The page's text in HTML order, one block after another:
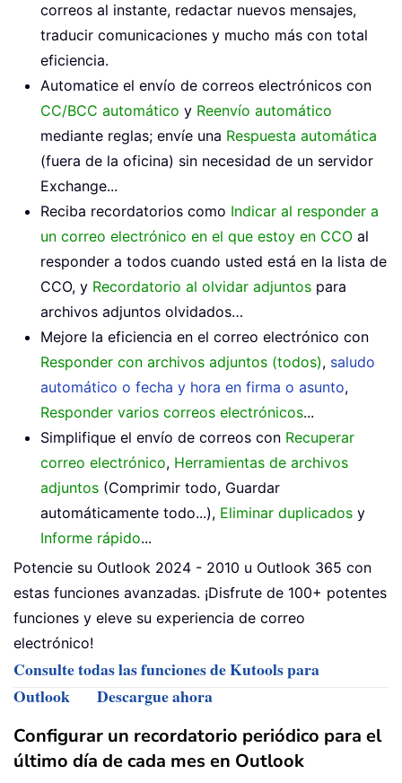
correos al instante, redactar nuevos mensajes,
traducir comunicaciones y mucho más con total
eficiencia.
Automatice el envío de correos electrónicos con
CC/BCC automático y Reenvío automático
mediante reglas; envíe una Respuesta automática
(fuera de la oficina) sin necesidad de un servidor
Exchange...
Reciba recordatorios como Indicar al responder a
un correo electrónico en el que estoy en CCO al
responder a todos cuando usted está en la lista de
CCO, y Recordatorio al olvidar adjuntos para
archivos adjuntos olvidados…
Mejore la eficiencia en el correo electrónico con
Responder con archivos adjuntos (todos), saludo
automático o fecha y hora en firma o asunto,
Responder varios correos electrónicos...
Simplifique el envío de correos con Recuperar
correo electrónico, Herramientas de archivos
adjuntos (Comprimir todo, Guardar
automáticamente todo...), Eliminar duplicados y
Informe rápido...
Potencie su Outlook 2024 - 2010 u Outlook 365 con
estas funciones avanzadas. ¡Disfrute de 100+ potentes
funciones y eleve su experiencia de correo
electrónico!
Consulte todas las funciones de Kutools para
Outlook
Descargue ahora
Configurar un recordatorio periódico para el
último día de cada mes en Outlook